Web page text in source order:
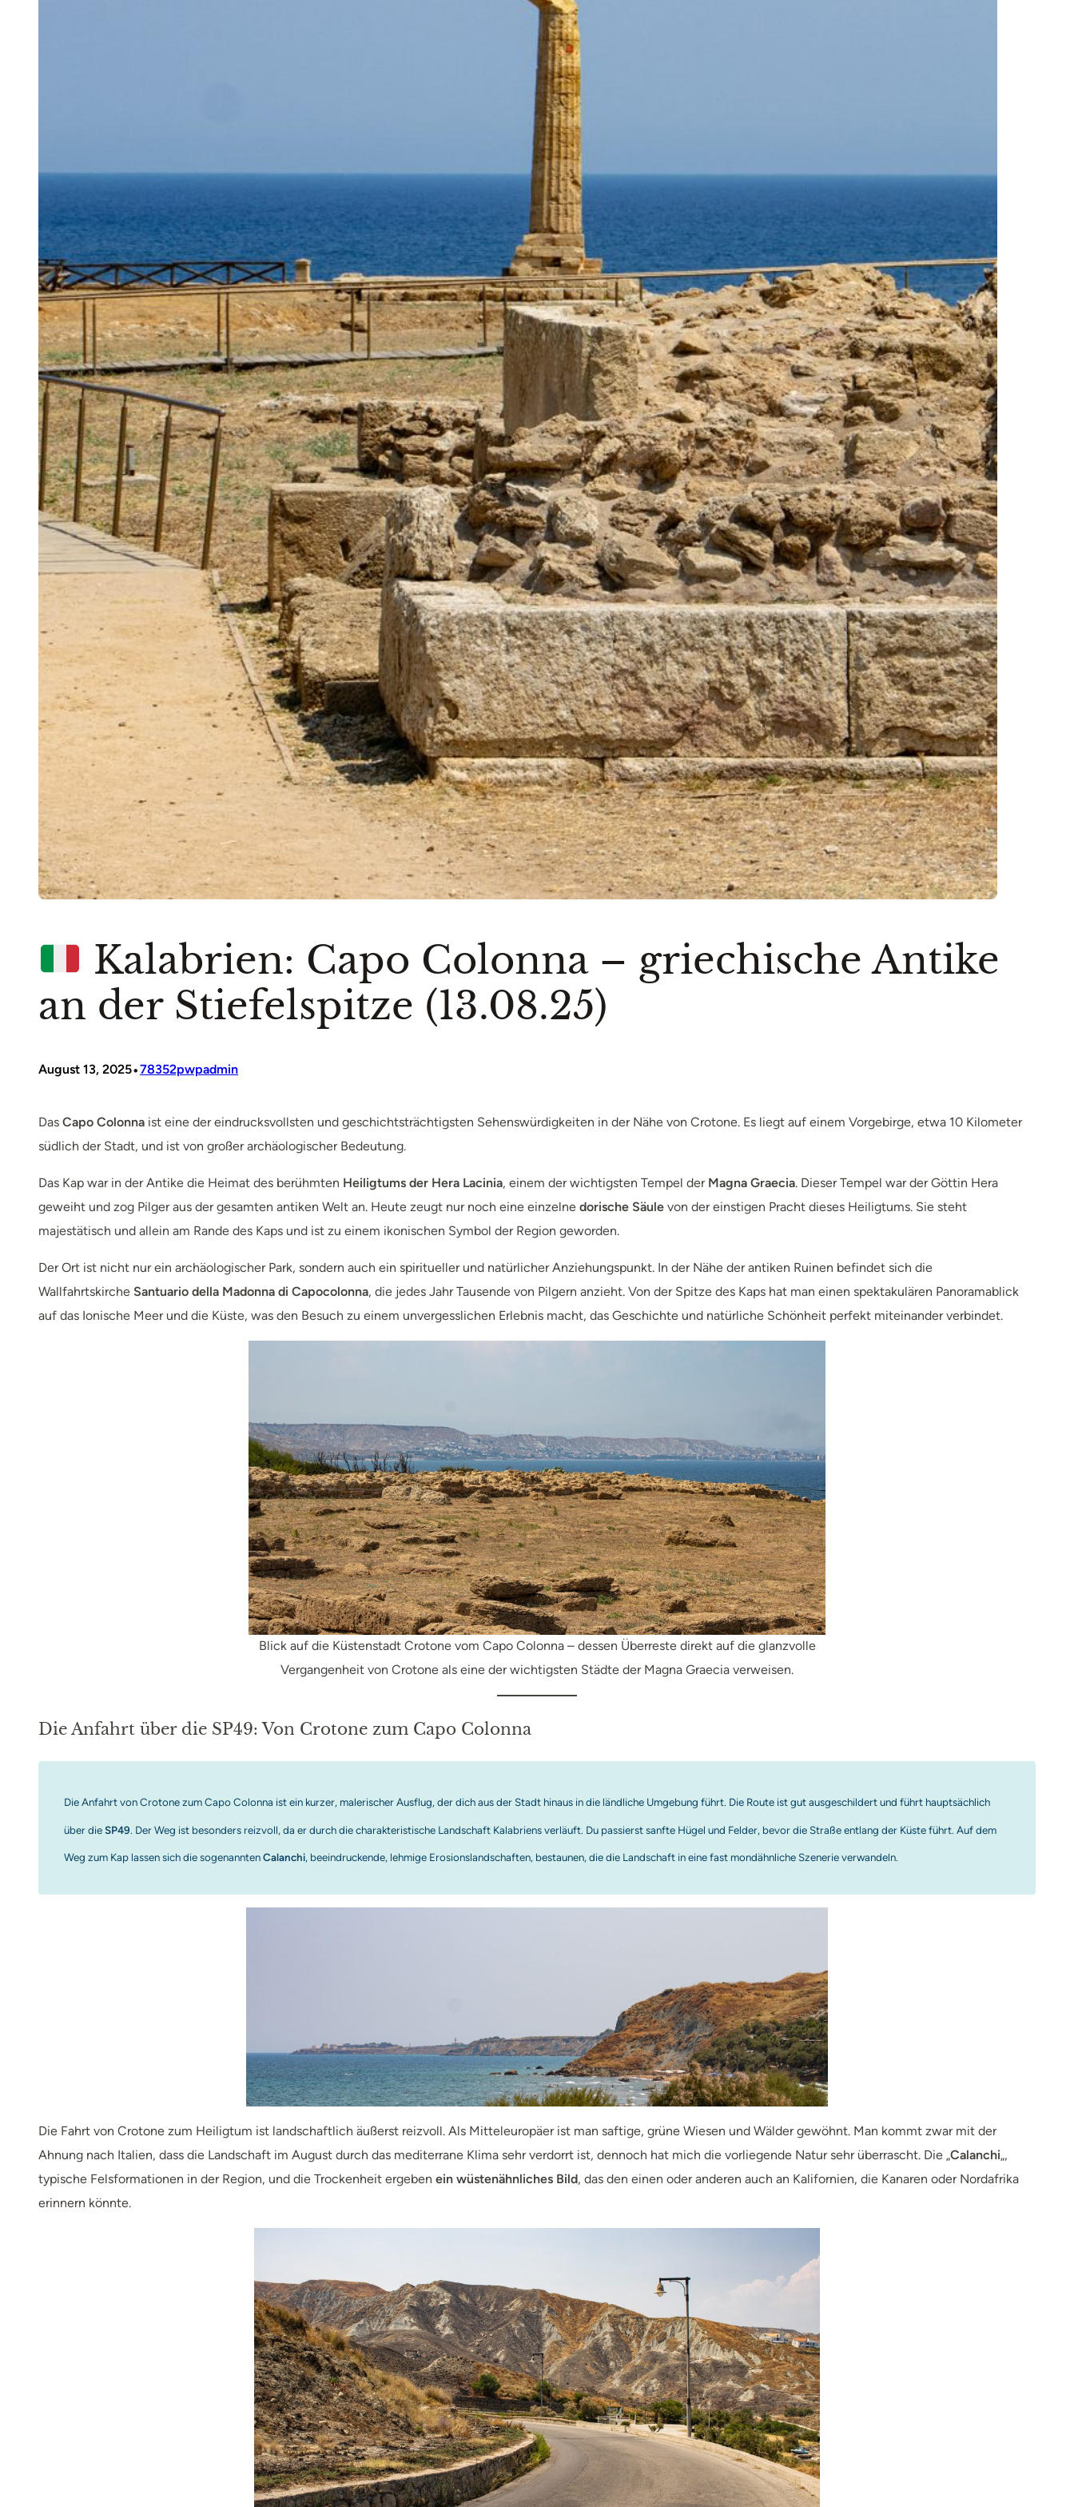
Kalabrien: Capo Colonna – griechische Antike
an der Stiefelspitze (13.08.25)
August 13, 2025•78352pwpadmin
Das Capo Colonna ist eine der eindrucksvollsten und geschichtsträchtigsten Sehenswürdigkeiten in der Nähe von Crotone. Es liegt auf einem Vorgebirge, etwa 10 Kilometer
südlich der Stadt, und ist von großer archäologischer Bedeutung.
Das Kap war in der Antike die Heimat des berühmten Heiligtums der Hera Lacinia, einem der wichtigsten Tempel der Magna Graecia. Dieser Tempel war der Göttin Hera
geweiht und zog Pilger aus der gesamten antiken Welt an. Heute zeugt nur noch eine einzelne dorische Säule von der einstigen Pracht dieses Heiligtums. Sie steht
majestätisch und allein am Rande des Kaps und ist zu einem ikonischen Symbol der Region geworden.
Der Ort ist nicht nur ein archäologischer Park, sondern auch ein spiritueller und natürlicher Anziehungspunkt. In der Nähe der antiken Ruinen befindet sich die
Wallfahrtskirche Santuario della Madonna di Capocolonna, die jedes Jahr Tausende von Pilgern anzieht. Von der Spitze des Kaps hat man einen spektakulären Panoramablick
auf das Ionische Meer und die Küste, was den Besuch zu einem unvergesslichen Erlebnis macht, das Geschichte und natürliche Schönheit perfekt miteinander verbindet.
Blick auf die Küstenstadt Crotone vom Capo Colonna – dessen Überreste direkt auf die glanzvolle
Vergangenheit von Crotone als eine der wichtigsten Städte der Magna Graecia verweisen.
Die Anfahrt über die SP49: Von Crotone zum Capo Colonna
Die Anfahrt von Crotone zum Capo Colonna ist ein kurzer, malerischer Ausflug, der dich aus der Stadt hinaus in die ländliche Umgebung führt. Die Route ist gut ausgeschildert und führt hauptsächlich
über dieSP49. Der Weg ist besonders reizvoll, da er durch die charakteristische Landschaft Kalabriens verläuft. Du passierst sanfte Hügel und Felder, bevor die Straße entlang der Küste führt. Auf dem
Weg zum Kap lassen sich die sogenanntenCalanchi, beeindruckende, lehmige Erosionslandschaften, bestaunen, die die Landschaft in eine fast mondähnliche Szenerie verwandeln.
Die Fahrt von Crotone zum Heiligtum ist landschaftlich äußerst reizvoll. Als Mitteleuropäer ist man saftige, grüne Wiesen und Wälder gewöhnt. Man kommt zwar mit der
Ahnung nach Italien, dass die Landschaft im August durch das mediterrane Klima sehr verdorrt ist, dennoch hat mich die vorliegende Natur sehr überrascht. Die „Calanchi„,
typische Felsformationen in der Region, und die Trockenheit ergeben ein wüstenähnliches Bild, das den einen oder anderen auch an Kalifornien, die Kanaren oder Nordafrika
erinnern könnte.